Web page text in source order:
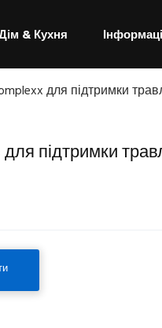
& Кухня
для підтримки
підтримки